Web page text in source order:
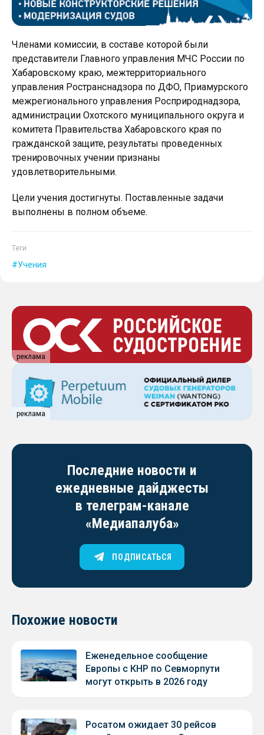
Членами комиссии, в составе которой были
представители Главного управления МЧС России по
Хабаровскому краю, межтерриториального
управления Ространснадзора по ДФО, Приамурского
межрегионального управления Росприроднадзора,
администрации Охотского муниципального округа и
комитета Правительства Хабаровского края по
гражданской защите, результаты проведенных
тренировочных учении признаны
удовлетворительными.
Цели учения достигнуты. Поставленные задачи
выполнены в полном объеме.
Теги
Учения
реклама
реклама
Последние новости и
ежедневные дайджесты
в телеграм-канале
«Медиапалуба»
ПОДПИСАТЬСЯ
Похожие новости
Еженедельное сообщение
Европы с КНР по Севморпути
могут открыть в 2026 году
Росатом ожидает 30 рейсов